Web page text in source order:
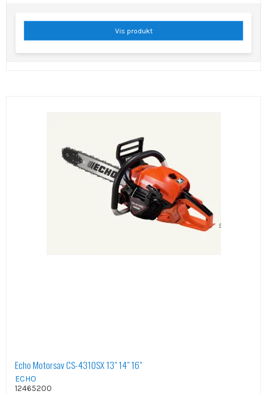
Vis produkt
Echo Motorsav CS-4310SX 13" 14" 16"
ECHO
12465200